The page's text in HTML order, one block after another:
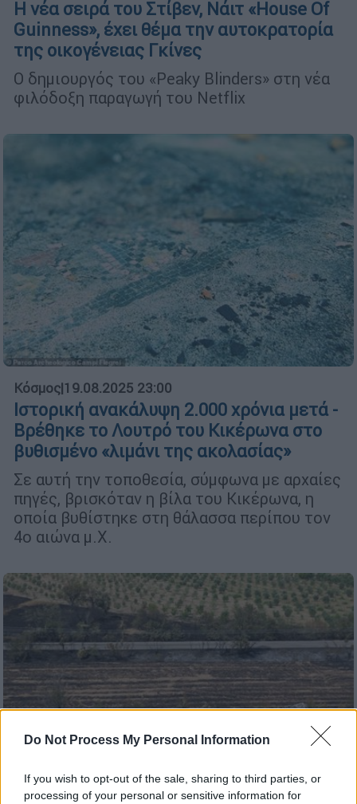
Do Not Process My Personal Information
If you wish to opt-out of the sale, sharing to third parties, or
processing of your personal or sensitive information for
Η νέα σειρά του Στίβεν, Νάιτ «House Of
Guinness», έχει θέμα την αυτοκρατορία
της οικογένειας Γκίνες
Ο δημιουργός του «Peaky Blinders» στη νέα
φιλόδοξη παραγωγή του Netflix
Κόσμος|19.08.2025 23:00
Ιστορική ανακάλυψη 2.000 χρόνια μετά -
Βρέθηκε το Λουτρό του Κικέρωνα στο
βυθισμένο «λιμάνι της ακολασίας»
Σε αυτή την τοποθεσία, σύμφωνα με αρχαίες
πηγές, βρισκόταν η βίλα του Κικέρωνα, η
οποία βυθίστηκε στη θάλασσα περίπου τον
4ο αιώνα μ.Χ.